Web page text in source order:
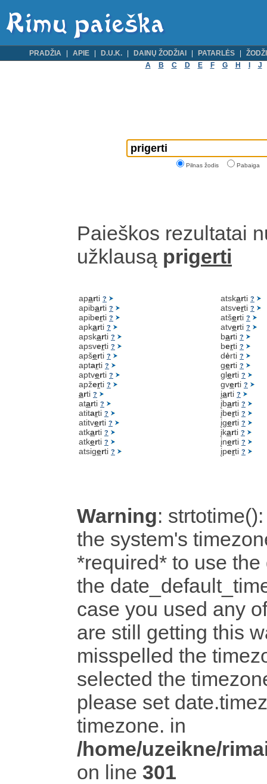
PRADŽIA APIE D.U.K. DAINŲ ŽODŽIAI PATARLĖS
A
B C D E F G H J
Pilnas žodis Pabaiga
Paieškos rezultatai
užklausą prigerti
aparti ?
apibarti ?
apiberti ?
apkarti ?
apskarti ?
apsverti ?
apšerti ?
aptarti ?
aptverti ?
apžerti ?
arti ?
atarti ?
atitarti ?
atitverti ?
atkarti ?
atkerti ?
atsigerti ?
atskarti ?
atsverti ?
atšerti ?
atverti ?
barti ?
berti ?
dėrti ?
gerti ?
glerti ?
gverti ?
įarti ?
įbarti ?
įberti ?
įgerti ?
įkarti ?
įnerti ?
įperti ?
Warning:
the system's
*required* to use
the
case you used any
are still getting this
misspelled the
selected the
please set
timezone. in
/home/uzeikne/
on line 301